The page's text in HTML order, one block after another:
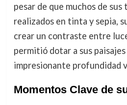
pesar de que muchos de
realizados en tinta y sepia,
crear un contraste entre
permitió dotar a sus paisajes
impresionante profundidad
Momentos Clave de